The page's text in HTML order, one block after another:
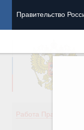
Правительство
Работа